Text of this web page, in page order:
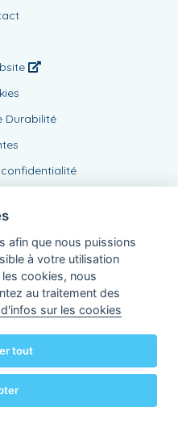
Durabilité
Louvain
(versie 3.21.0)
droits réservés
afin que nous puissions
à votre utilisation
cookies, nous
au traitement des
d'infos sur les cookies
tout